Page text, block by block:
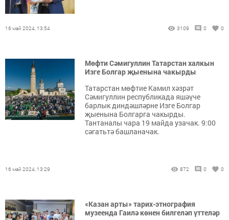
16 май 2024, 13:54 3109 0 0
Мөфти Сәмигуллин Татарстан халкын
Изге Болгар җыенына чакырды
Татарстан мөфтие Камил хәзрәт
Сәмигуллин республикада яшәүче
барлык диндәшләрне Изге Болгар
җыенына Болгарга чакырды.
Тантаналы чара 19 майда узачак. 9:00
сәгатьтә башланачак.
16 май 2024, 13:29 872 0 0
«Казан арты» тарих-этнография
музеенда Гаилә көнен билгеләп үттеләр